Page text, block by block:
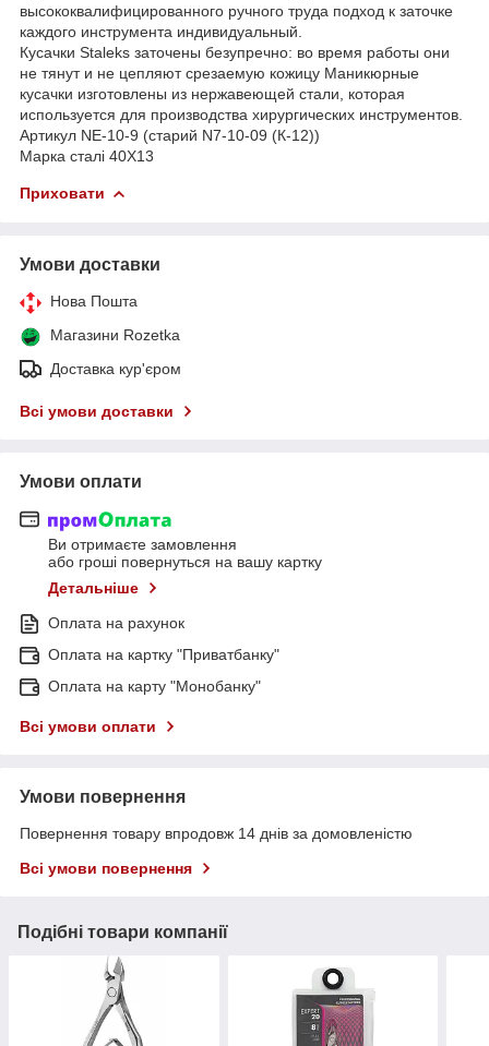
высококвалифицированного ручного труда подход к заточке
каждого инструмента индивидуальный.
Кусачки Staleks заточены безупречно: во время работы они
не тянут и не цепляют срезаемую кожицу Маникюрные
кусачки изготовлены из нержавеющей стали, которая
используется для производства хирургических инструментов.
Артикул NE-10-9 (старий N7-10-09 (К-12))
Марка сталі 40Х13
Приховати
Умови доставки
Нова Пошта
Магазини Rozetka
Доставка кур'єром
Всі умови доставки
Умови оплати
Ви отримаєте замовлення
або гроші повернуться на вашу картку
Детальніше
Оплата на рахунок
Оплата на картку "Приватбанку"
Оплата на карту "Монобанку"
Всі умови оплати
Умови повернення
Повернення товару впродовж 14 днів за домовленістю
Всі умови повернення
Подібні товари компанії